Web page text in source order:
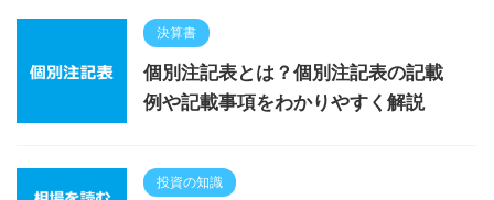
決算書
個別注記表とは？個別注記表の記載
例や記載事項をわかりやすく解説
投資の知識